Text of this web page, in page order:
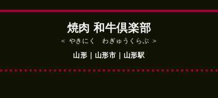
焼肉 和牛倶楽部
＜ やきにく わぎゅうくらぶ ＞
山形｜山形市｜山形駅